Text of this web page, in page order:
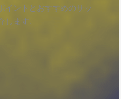
イントとおすすめのサッ
します。